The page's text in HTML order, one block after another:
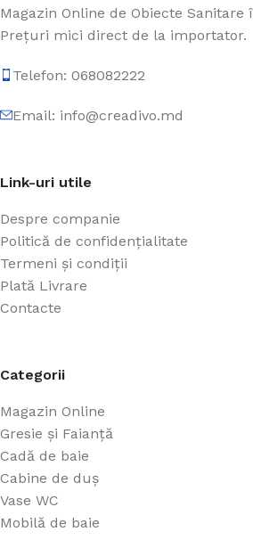
Magazin Online de Obiecte Sanitare
Prețuri mici direct de la importator.
Telefon: 068082222
Email: info@creadivo.md
Link-uri utile
Despre companie
Politică de confidențialitate
Termeni și condiții
Plată Livrare
Contacte
Categorii
Magazin Online
Gresie și Faianță
Cadă de baie
Cabine de duș
Vase WC
Mobilă de baie